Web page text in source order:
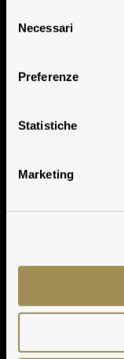
delNecessari
Preferenze
Statistiche
Marketing